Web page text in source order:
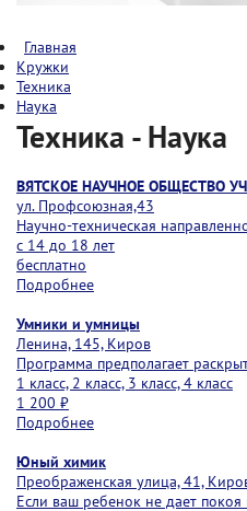
Главная
Кружки
Техника
Наука
Техника - Наука
ВЯТСКОЕ НАУЧНОЕ ОБЩЕСТВО
ул. Профсоюзная,43
Научно-техническая
с 14 до 18 лет
бесплатно
Подробнее
Умники и умницы
Ленина, 145, Киров
Программа предполагает
1 класс, 2 класс, 3 класс, 4 класс
1 200 ₽
Подробнее
Юный химик
Преображенская улица, 41,
Если ваш ребенок не дает